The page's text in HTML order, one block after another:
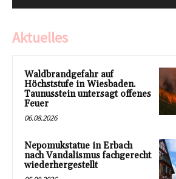
Aktuelles
Waldbrandgefahr auf
Höchststufe in Wiesbaden.
Taunusstein untersagt offenes
Feuer
06.08.2026
Nepomukstatue in Erbach
nach Vandalismus fachgerecht
wiederhergestellt